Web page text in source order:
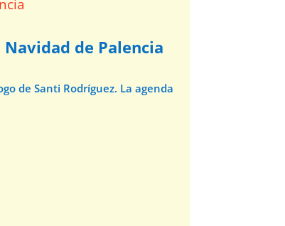
Navidad de Palencia
de Santi Rodríguez. La agenda